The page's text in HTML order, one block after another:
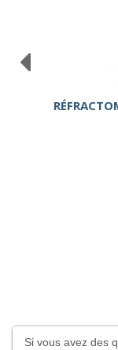
Si vous avez des